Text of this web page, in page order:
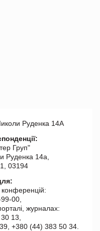
Руденка 14А
Груп"
Руденка 14а,
03194
конференцій:
00,
журналах:
13,
+380 (44) 383 50 34.